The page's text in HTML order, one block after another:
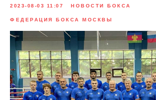
2023-08-03 11:07 НОВОСТИ БОКСА
ФЕДЕРАЦИЯ БОКСА МОСКВЫ